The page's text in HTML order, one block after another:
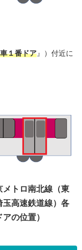
１番ドア 』）付近に
メトロ南北線（東
玉高速鉄道線）各
の位置）